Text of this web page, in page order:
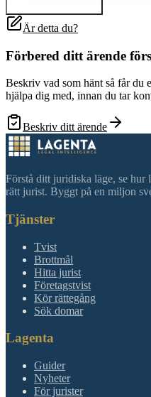
Är detta du?
Förbered ditt ärende
Beskriv vad som hänt så får du
hjälpa dig med, innan du tar
Beskriv ditt ärende
Förstå ditt juridiska läge, se hur
rätt jurist. Byggt på en miljon
Tjänster
Tvist
Brottmål
Hitta jurist
Företagstvist
Kör rättegång
Sök domar
Lagenta
Guider
Nyheter
För jurister